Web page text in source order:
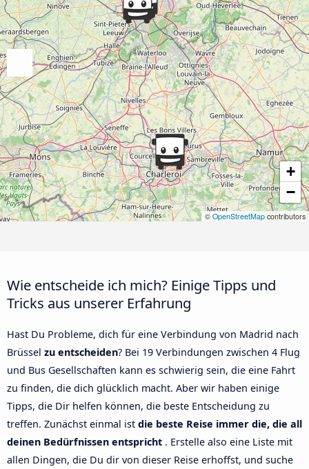
+
−
© OpenStreetMap contributors
Wie entscheide ich mich? Einige Tipps und
Tricks aus unserer Erfahrung
Hast Du Probleme, dich für eine Verbindung von Madrid nach
Brüssel zu entscheiden? Bei 19 Verbindungen zwischen 4 Flug
und Bus Gesellschaften kann es schwierig sein, die eine Fahrt
zu finden, die dich glücklich macht. Aber wir haben einige
Tipps, die Dir helfen können, die beste Entscheidung zu
treffen. Zunächst einmal ist die beste Reise immer die, die all
deinen Bedürfnissen entspricht . Erstelle also eine Liste mit
allen Dingen, die Du dir von dieser Reise erhoffst, und suche